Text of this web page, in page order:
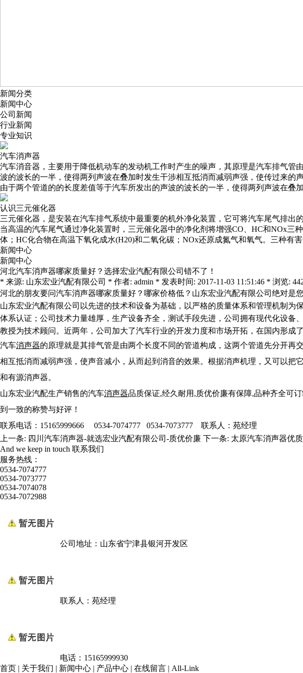
新闻分类
新闻中心
公司新闻
行业新闻
专业知识
汽车消声器
汽车消音器，主要用于降低机动车的发动机工作时产生的噪声，其原理是汽车排气
波的波长的一半，使得两列声波在叠加时发生干涉相互抵消而减弱声强，使传过来的
由于两个管道的的长度差值等于汽车所发出的声波的波长的一半，使得两列声波在叠
认识三元催化器
三元催化器，是安装在汽车排气系统中最重要的机外净化装置，它可将汽车尾气排出
当高温的汽车尾气通过净化装置时，三元催化器中的净化剂将增强CO、HC和NOx
体；HC化合物在高温下氧化成水(H20)和二氧化碳；NOx还原成氮气和氧气。三种有
新闻中心
新闻中心
河北汽车消声器哪家质量好？选择宏业汽配有限公司错不了！
* 来源: 山东宏业汽配有限公司 * 作者: admin * 发表时间: 2017-11-03 11:51:46 * 浏览:
河北的朋友要问汽车消声器哪家质量好？哪家价格低？山东宏业汽配有限公司绝对是
山东宏业汽配有限公司以先进的技术和设备为基础，以严格的质量体系和管理机制
体系认证；公司技术力量雄厚，生产设备齐全，测试手段先进，公司拥有现代化设
教授为技术顾问。近两年，公司加大了汽车行业的开发力度和市场开拓，在国内形成
汽车消声器的原理就是其排气管是由两个长度不同的管道构成，这两个管道先分开
相互抵消而减弱声强，使声音减小，从而起到消音的效果。根据消声机理，又可以
和有源消声器。
山东宏业汽配生产销售的汽车消声器品质保证,经久耐用,质优价廉有保障,品种齐全可
到一致的称赞与好评！
联系电话：15165999666 0534-7074777 0534-7073777 联系人：苑经理
上一条: 四川汽车消声器-就选宏业汽配有限公司-质优价廉 下一条: 太原汽车消声器优
And we keep in touch 联系我们
服务热线：
0534-7074777
0534-7073777
0534-7074078
0534-7072988
公司地址：山东省宁津县银河开发区
联系人：苑经理
电话：15165999930
首页 | 关于我们 | 新闻中心 | 产品中心 | 在线留言 | All-Link